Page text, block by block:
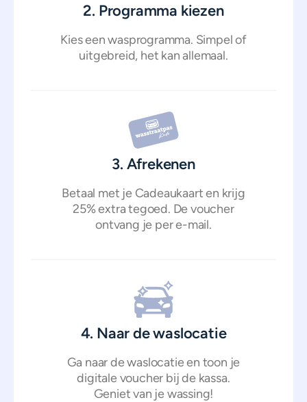
2. Programma kiezen
Kies een wasprogramma. Simpel of
uitgebreid, het kan allemaal.
3. Afrekenen
Betaal met je Cadeaukaart en krijg
25% extra tegoed. De voucher
ontvang je per e-mail.
4. Naar de waslocatie
Ga naar de waslocatie en toon je
digitale voucher bij de kassa.
Geniet van je wassing!